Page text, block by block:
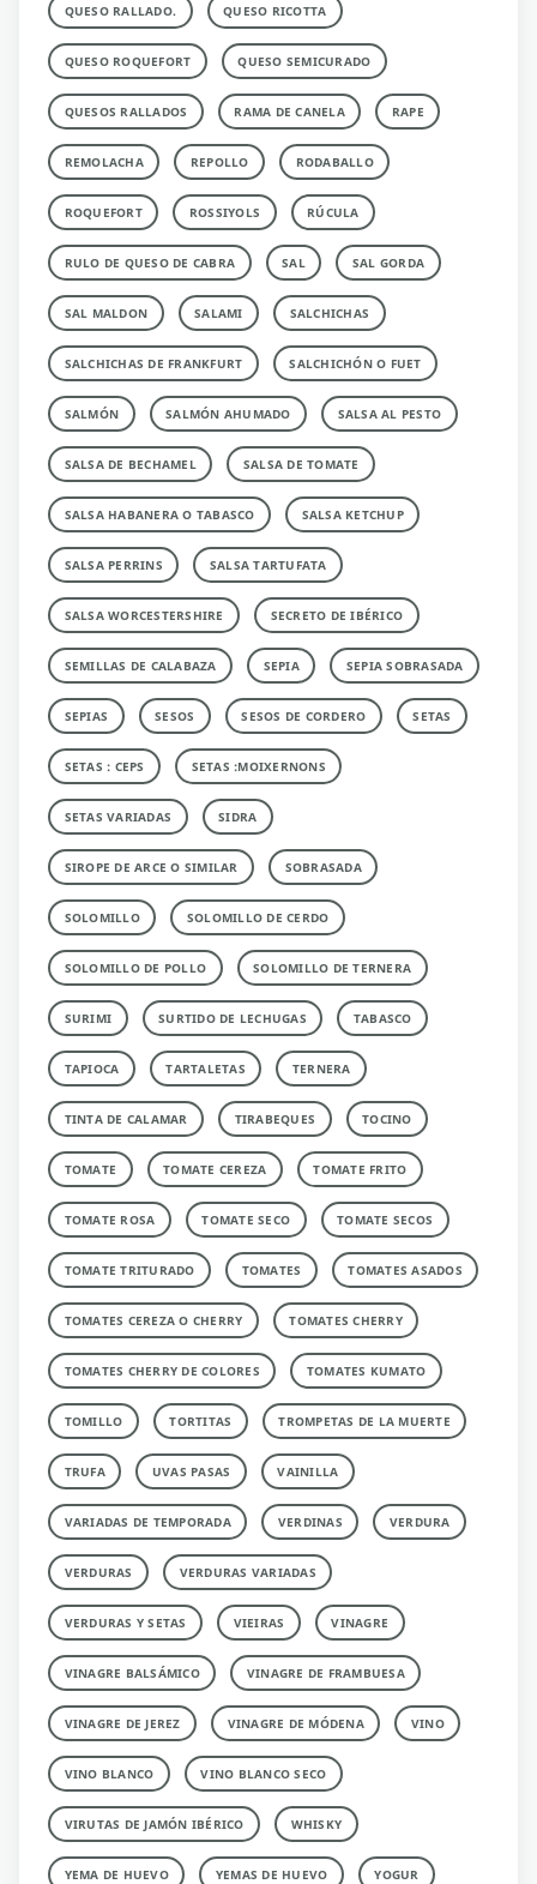
QUESO RALLADO. QUESO RICOTTA
QUESO ROQUEFORT QUESO SEMICURADO
QUESOS RALLADOS RAMA DE CANELA RAPE
REMOLACHA REPOLLO RODABALLO
ROQUEFORT ROSSIYOLS RÚCULA
RULO DE QUESO DE CABRA SAL SAL GORDA
SAL MALDON SALAMI SALCHICHAS
SALCHICHAS DE FRANKFURT SALCHICHÓN O FUET
SALMÓN SALMÓN AHUMADO SALSA AL PESTO
SALSA DE BECHAMEL SALSA DE TOMATE
SALSA HABANERA O TABASCO SALSA KETCHUP
SALSA PERRINS SALSA TARTUFATA
SALSA WORCESTERSHIRE SECRETO DE IBÉRICO
SEMILLAS DE CALABAZA SEPIA SEPIA SOBRASADA
SEPIAS SESOS SESOS DE CORDERO SETAS
SETAS : CEPS SETAS :MOIXERNONS
SETAS VARIADAS SIDRA
SIROPE DE ARCE O SIMILAR SOBRASADA
SOLOMILLO SOLOMILLO DE CERDO
SOLOMILLO DE POLLO SOLOMILLO DE TERNERA
SURIMI SURTIDO DE LECHUGAS TABASCO
TAPIOCA TARTALETAS TERNERA
TINTA DE CALAMAR TIRABEQUES TOCINO
TOMATE TOMATE CEREZA TOMATE FRITO
TOMATE ROSA TOMATE SECO TOMATE SECOS
TOMATE TRITURADO TOMATES TOMATES ASADOS
TOMATES CEREZA O CHERRY TOMATES CHERRY
TOMATES CHERRY DE COLORES TOMATES KUMATO
TOMILLO TORTITAS TROMPETAS DE LA MUERTE
TRUFA UVAS PASAS VAINILLA
VARIADAS DE TEMPORADA VERDINAS VERDURA
VERDURAS VERDURAS VARIADAS
VERDURAS Y SETAS VIEIRAS VINAGRE
VINAGRE BALSÁMICO VINAGRE DE FRAMBUESA
VINAGRE DE JEREZ VINAGRE DE MÓDENA VINO
VINO BLANCO VINO BLANCO SECO
VIRUTAS DE JAMÓN IBÉRICO WHISKY
YEMA DE HUEVO YEMAS DE HUEVO YOGUR